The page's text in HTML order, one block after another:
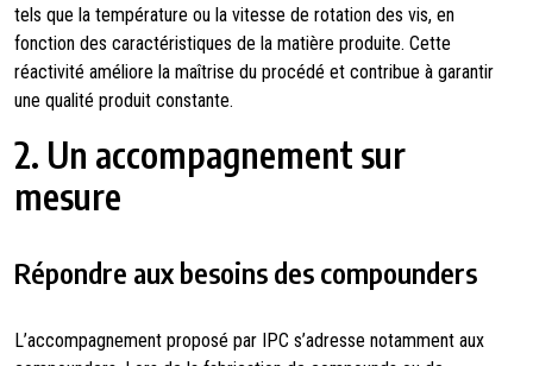
tels que la température ou la vitesse de rotation des vis, en
fonction des caractéristiques de la matière produite. Cette
réactivité améliore la maîtrise du procédé et contribue à garantir
une qualité produit constante.
2. Un accompagnement sur
mesure
Répondre aux besoins des compounders
L’accompagnement proposé par IPC s’adresse notamment aux